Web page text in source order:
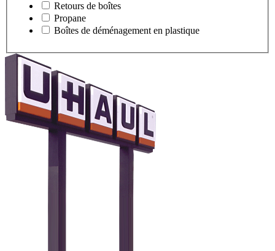
Retours de boîtes
Propane
Boîtes de déménagement en plastique